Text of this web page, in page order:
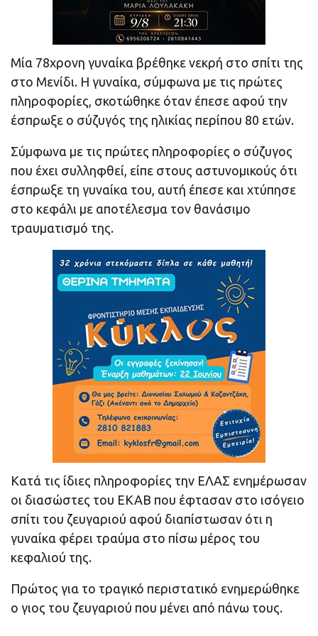
Μία 78χρονη γυναίκα βρέθηκε νεκρή στο σπίτι της
στο Μενίδι. Η γυναίκα, σύμφωνα με τις πρώτες
πληροφορίες, σκοτώθηκε όταν έπεσε αφού την
έσπρωξε ο σύζυγός της ηλικίας περίπου 80 ετών.
Σύμφωνα με τις πρώτες πληροφορίες ο σύζυγος
που έχει συλληφθεί, είπε στους αστυνομικούς ότι
έσπρωξε τη γυναίκα του, αυτή έπεσε και χτύπησε
στο κεφάλι με αποτέλεσμα τον θανάσιμο
τραυματισμό της.
Κατά τις ίδιες πληροφορίες την ΕΛΑΣ ενημέρωσαν
οι διασώστες του ΕΚΑΒ που έφτασαν στο ισόγειο
σπίτι του ζευγαριού αφού διαπίστωσαν ότι η
γυναίκα φέρει τραύμα στο πίσω μέρος του
κεφαλιού της.
Πρώτος για το τραγικό περιστατικό ενημερώθηκε
ο γιος του ζευγαριού που μένει από πάνω τους.